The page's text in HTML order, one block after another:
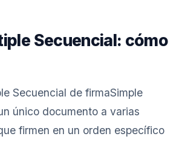
Secuencial: cómo
Secuencial de firmaSimple
único documento a varias
firmen en un orden específico